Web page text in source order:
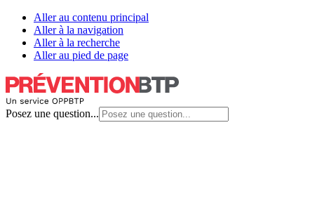
Aller au contenu principal
Aller à la navigation
Aller à la recherche
Aller au pied de page
Posez une question...